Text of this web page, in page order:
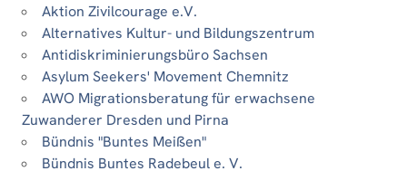
Aktion Zivilcourage e.V.
Alternatives Kultur- und Bildungszentrum
Antidiskriminierungsbüro Sachsen
Asylum Seekers' Movement Chemnitz
AWO Migrationsberatung für erwachsene
Zuwanderer Dresden und Pirna
Bündnis "Buntes Meißen"
Bündnis Buntes Radebeul e. V.